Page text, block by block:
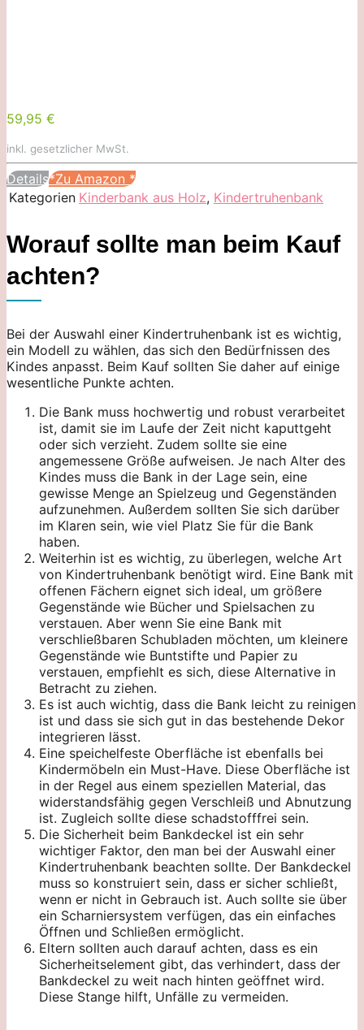
59,95 €
inkl. gesetzlicher MwSt.
Details*Zu Amazon *
Kategorien Kinderbank aus Holz, Kindertruhenbank
Worauf sollte man beim Kauf
achten?
Bei der Auswahl einer Kindertruhenbank ist es wichtig,
ein Modell zu wählen, das sich den Bedürfnissen des
Kindes anpasst. Beim Kauf sollten Sie daher auf einige
wesentliche Punkte achten.
Die Bank muss hochwertig und robust verarbeitet
ist, damit sie im Laufe der Zeit nicht kaputtgeht
oder sich verzieht. Zudem sollte sie eine
angemessene Größe aufweisen. Je nach Alter des
Kindes muss die Bank in der Lage sein, eine
gewisse Menge an Spielzeug und Gegenständen
aufzunehmen. Außerdem sollten Sie sich darüber
im Klaren sein, wie viel Platz Sie für die Bank
haben.
Weiterhin ist es wichtig, zu überlegen, welche Art
von Kindertruhenbank benötigt wird. Eine Bank mit
offenen Fächern eignet sich ideal, um größere
Gegenstände wie Bücher und Spielsachen zu
verstauen. Aber wenn Sie eine Bank mit
verschließbaren Schubladen möchten, um kleinere
Gegenstände wie Buntstifte und Papier zu
verstauen, empfiehlt es sich, diese Alternative in
Betracht zu ziehen.
Es ist auch wichtig, dass die Bank leicht zu reinigen
ist und dass sie sich gut in das bestehende Dekor
integrieren lässt.
Eine speichelfeste Oberfläche ist ebenfalls bei
Kindermöbeln ein Must-Have. Diese Oberfläche ist
in der Regel aus einem speziellen Material, das
widerstandsfähig gegen Verschleiß und Abnutzung
ist. Zugleich sollte diese schadstofffrei sein.
Die Sicherheit beim Bankdeckel ist ein sehr
wichtiger Faktor, den man bei der Auswahl einer
Kindertruhenbank beachten sollte. Der Bankdeckel
muss so konstruiert sein, dass er sicher schließt,
wenn er nicht in Gebrauch ist. Auch sollte sie über
ein Scharniersystem verfügen, das ein einfaches
Öffnen und Schließen ermöglicht.
Eltern sollten auch darauf achten, dass es ein
Sicherheitselement gibt, das verhindert, dass der
Bankdeckel zu weit nach hinten geöffnet wird.
Diese Stange hilft, Unfälle zu vermeiden.